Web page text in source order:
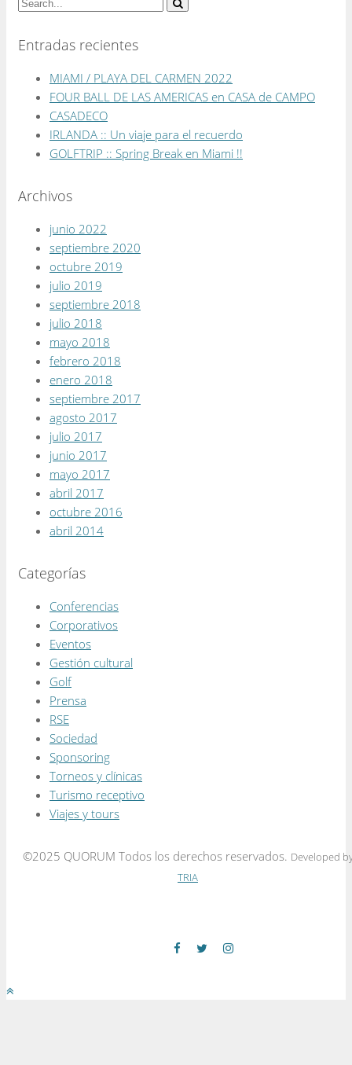
Entradas recientes
MIAMI / PLAYA DEL CARMEN 2022
FOUR BALL DE LAS AMERICAS en CASA de CAMPO
CASADECO
IRLANDA :: Un viaje para el recuerdo
GOLFTRIP :: Spring Break en Miami !!
Archivos
junio 2022
septiembre 2020
octubre 2019
julio 2019
septiembre 2018
julio 2018
mayo 2018
febrero 2018
enero 2018
septiembre 2017
agosto 2017
julio 2017
junio 2017
mayo 2017
abril 2017
octubre 2016
abril 2014
Categorías
Conferencias
Corporativos
Eventos
Gestión cultural
Golf
Prensa
RSE
Sociedad
Sponsoring
Torneos y clínicas
Turismo receptivo
Viajes y tours
©2025 QUORUM Todos los derechos reservados. Developed
TRIA